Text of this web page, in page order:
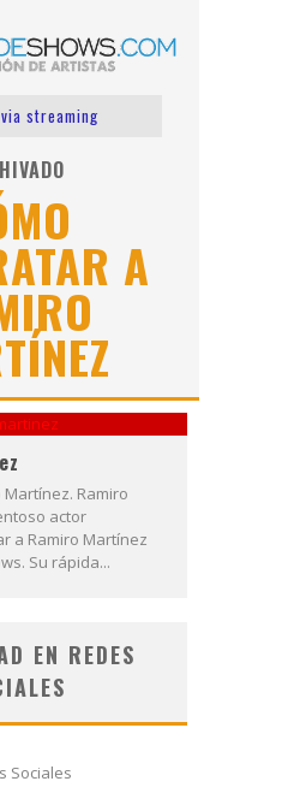
streaming
Azules
A
Ramiro
actor
a Ramiro Martínez
Su rápida...
EN REDES